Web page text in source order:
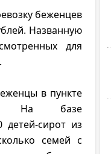
беженцев
Названную
для
в пункте
На базе
сирот из
семей с